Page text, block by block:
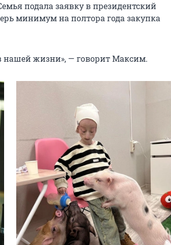
подала заявку в президентский
минимум на полтора года закупка
нашей жизни», — говорит Максим.